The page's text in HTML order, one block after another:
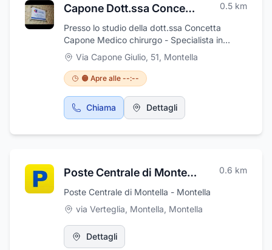
Capone Dott.ssa Concetta - Oculista 0.5 km
Presso lo studio della dott.ssa Concetta
Capone Medico chirurgo - Specialista in
Oftalmologia è possibile effettuare visite
oculistiche complete, con la sicurezza di
beneficiare sempre del più aggiornato
approccio terapeutico. Gli occhi sono uno dei
più sensibili organi del nostro corpo. Ci danno
il senso della vista e ci permettono di
nostri occhi per tutte le attività giornaliere che
Via Capone Giulio, 51, Montella
🟠 Apre alle --:--
Chiama Dettagli
Poste Centrale di Montella 0.6 km
Poste Centrale di Montella - Montella
via Verteglia, Montella, Montella
Dettagli